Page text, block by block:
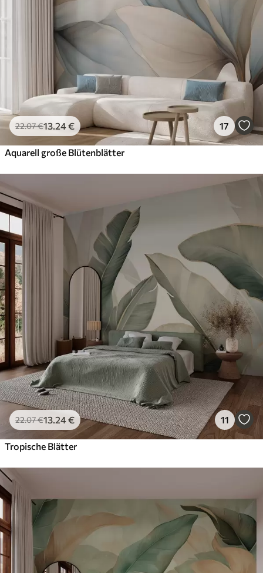
22.07€13.24€ 17
Aquarell große Blütenblätter
22.07€13 .24€ 11
Tropische Blätter